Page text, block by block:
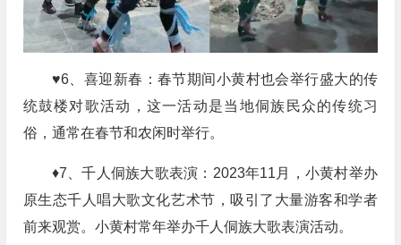
♥6、喜迎新春：春节期间小黄村也会举行盛大的传
统鼓楼对歌活动，这一活动是当地侗族民众的传统习
俗，通常在春节和农闲时举行。
♦7、千人侗族大歌表演 ： 2023年11月，小黄村举办
原生态千人唱大歌文化艺术节，吸引了大量游客和学者
前来观赏。 小黄村常年举办千人侗族大歌表演活动。